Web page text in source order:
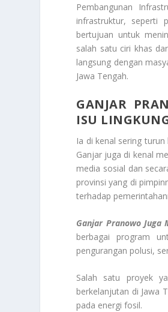
Pembangunan
infrastruktur, seperti
bertujuan untuk
salah satu ciri khas
langsung dengan
Jawa Tengah.
GANJAR
ISU
Ia di kenal sering
Ganjar juga di kenal
media sosial dan
provinsi yang di
terhadap
Ganjar Pranowo Juga
berbagai program
pengurangan polusi,
Salah satu proyek
berkelanjutan di Jawa
pada energi fosil.